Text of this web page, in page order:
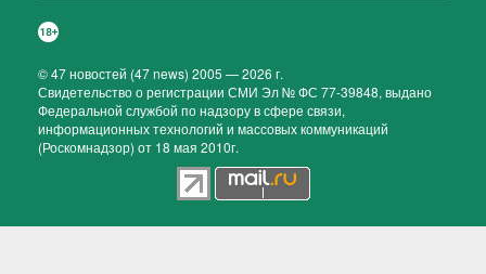
©47 новостей (47 news) 2005 — 2026 г.
Свидетельство о регистрации СМИ Эл № ФС 77-39848, выдано
Федеральной службой по надзору в сфере связи,
информационных технологий и массовых коммуникаций
(Роскомнадзор) от 18 мая 2010г.